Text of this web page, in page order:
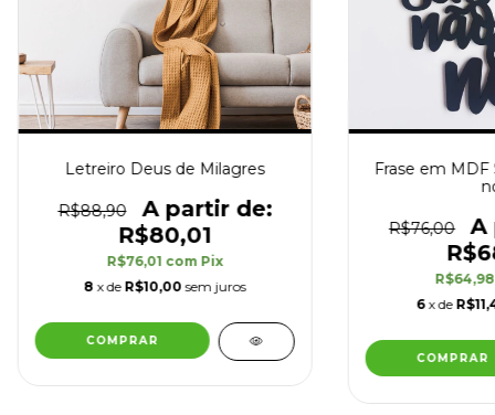
Letreiro Deus de Milagres
R$88,90
R$80,01
R$76,01 com Pix
8 x de R$10,00 sem juros
Frase em
R$76,00
6 x de